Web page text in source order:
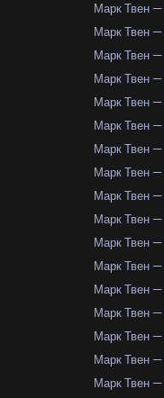
Марк Твен
Марк Твен
Марк Твен
Марк Твен
Марк Твен
Марк Твен
Марк Твен
Марк Твен
Марк Твен
Марк Твен
Марк Твен
Марк Твен
Марк Твен
Марк Твен
Марк Твен
Марк Твен
Марк Твен